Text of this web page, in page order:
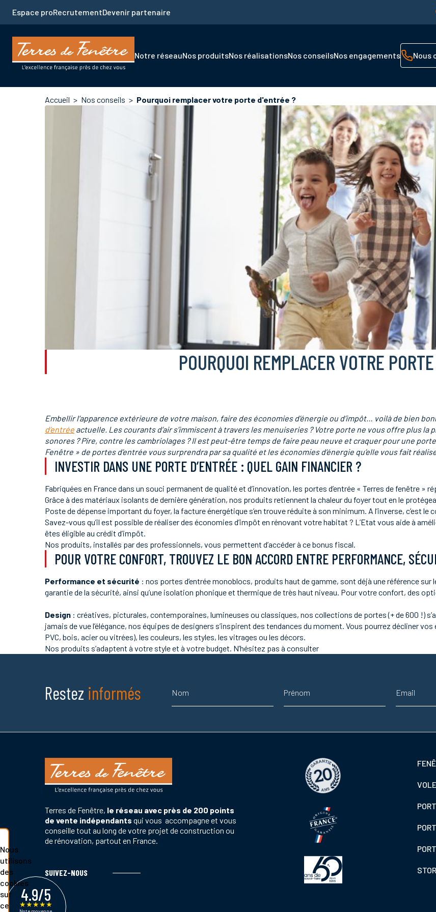
contenu
principal
Espace proRecrutementDevenir partenaire
Navigation
Notre réseauNos produitsNos réalisationsNos conseilsNos engagements Nous
Fil
Accueil Nos conseils Pourquoi remplacer votre porte d'entrée ?
POURQUOI REMPLACER VOTRE
Embellir l’apparence extérieure de votre maison, faire des économies d’énergie ou d’impôt… voilà de bien
d’entrée actuelle. Les courants d’air s’immiscent à travers les menuiseries ? Votre porte ne vous offre plus
sonores ? Pire, contre les cambriolages ? Il est peut-être temps de faire peau neuve et craquer pour une
Fenêtre » de portes d’entrée vous surprendra par sa qualité et les économies d’énergie qu’elle vous fait
INVESTIR DANS UNE PORTE D’ENTRÉE : QUEL GAIN FINANCIER ?
Fabriquées en France dans un souci permanent de qualité et d’innovation, les portes d’entrée « Terres de fenêtre »
Grâce à des matériaux isolants de dernière génération, nos produits retiennent la chaleur du foyer tout en le
Poste de dépense important du foyer, la facture énergétique s’en trouve réduite à son minimum. A l’inverse, c’est le
Savez-vous qu’il est possible de réaliser des économies d’impôt en rénovant votre habitat ? L’Etat vous aide à
êtes éligible au crédit d’impôt.
Nos produits, installés par des professionnels, vous permettent d’accéder à ce bonus fiscal.
POUR VOTRE CONFORT, TROUVEZ LE BON ACCORD ENTRE PERFORMANCE,
Performance et sécurité : nos portes d’entrée monoblocs, produits haut de gamme, sont déjà une référence
garantie de la sécurité, ainsi qu’une isolation phonique et thermique de très haut niveau. Pour votre confort, des
Design : créatives, picturales, contemporaines, lumineuses ou classiques, nos collections de portes (+ de 600 !)
jamais de vue l’élégance, nos équipes de designers s’inspirent des tendances du moment. Vous pourrez décliner
PVC, bois, acier ou vitrées), les couleurs, les styles, les vitrages ou les décors.
Nos produits s’adaptent à votre style et à votre budget. N’hésitez pas à consulter
Restez informés
Terres de Fenêtre, le réseau avec près de 200 points
de vente indépendants qui vous accompagne et vous
conseille tout au long de votre projet de construction ou
de rénovation, partout en France.
SUIVEZ-NOUS
de
4.9/5
★★★★★
Note moyenne
Nous
utilisons
des
cookies
sur
ce